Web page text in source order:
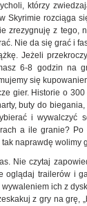
którzy
Skyrimie rozciąga
zrezygnuję z tego,
Nie da się grać i
Jeżeli
6-8 godzin na
się
gier. Historie o
buty do
i wywalczyć
a ile granie?
naprawdę wolimy
Nie czytaj
trailerów i
ich z
z gry na grę,